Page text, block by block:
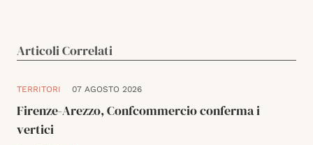
Articoli Correlati
TERRITORI 07 AGOSTO 2026
Firenze-Arezzo, Confcommercio conferma i
vertici